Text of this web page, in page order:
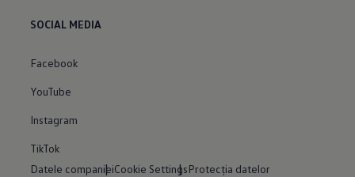
SOCIAL MEDIA
Facebook
YouTube
Instagram
TikTok
Datele companieiCookie SettingsProtecția datelor